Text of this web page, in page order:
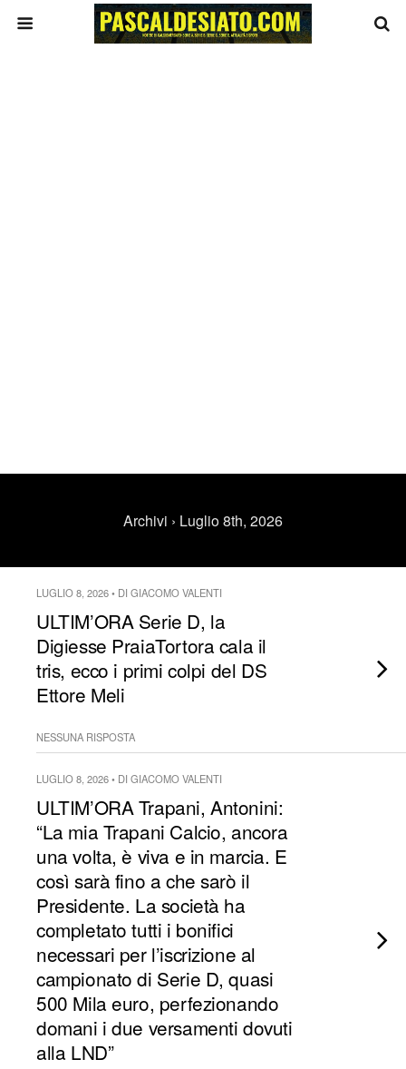
Archivi › Luglio 8th, 2026
LUGLIO 8, 2026 • DI GIACOMO VALENTI
ULTIM’ORA Serie D, la
Digiesse PraiaTortora cala il
tris, ecco i primi colpi del DS
Ettore Meli
NESSUNA RISPOSTA
LUGLIO 8, 2026 • DI GIACOMO VALENTI
ULTIM’ORA Trapani, Antonini:
“La mia Trapani Calcio, ancora
una volta, è viva e in marcia. E
così sarà fino a che sarò il
Presidente. ​La società ha
completato tutti i bonifici
necessari per l’iscrizione al
campionato di Serie D, quasi
500 Mila euro, perfezionando
domani i due versamenti dovuti
alla LND”